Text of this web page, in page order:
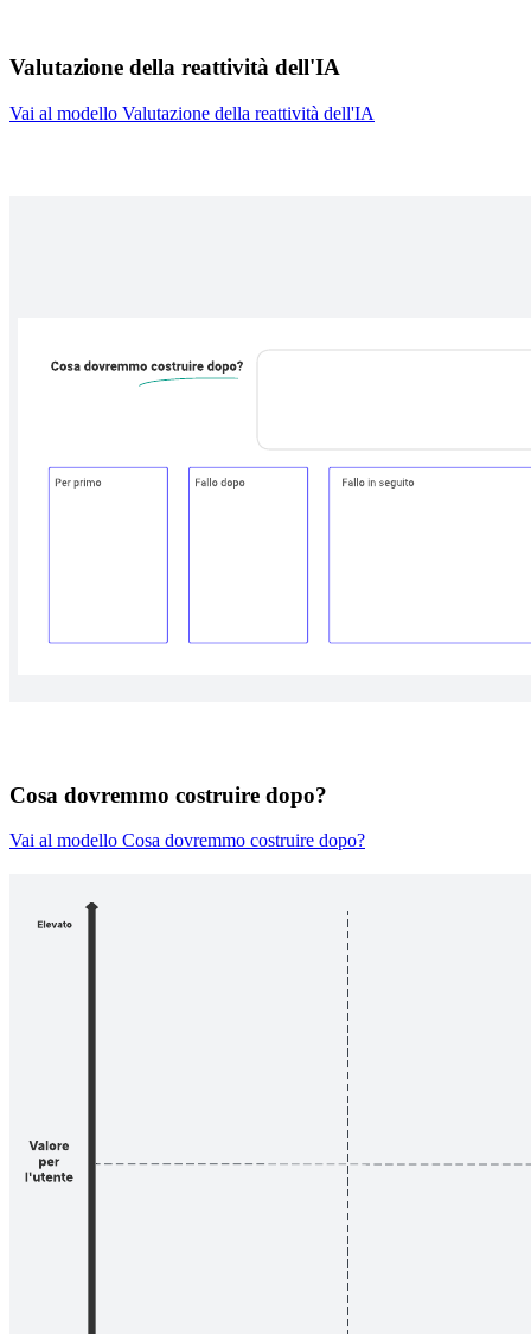
Valutazione della reattività dell'IA
Vai al modello Valutazione della reattività dell'IA
Cosa dovremmo costruire dopo?
Vai al modello Cosa dovremmo costruire dopo?